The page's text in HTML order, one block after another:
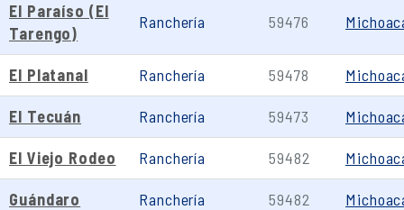
El Paraíso (El
Tarengo)
Ranchería 59476
El Platanal Ranchería 59478
El Tecuán Ranchería 59473
El Viejo Rodeo Ranchería 59482
Guándaro Ranchería 59482